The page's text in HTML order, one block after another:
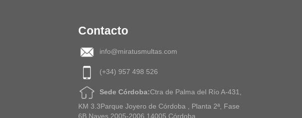
Contacto
info@miratusmultas.com
(+34) 957 498 526
Sede Córdoba:Ctra de Palma del Río A-431,
KM 3.3Parque Joyero de Córdoba , Planta 2ª, Fase
6B,Naves 2005-2006 14005 Córdoba.